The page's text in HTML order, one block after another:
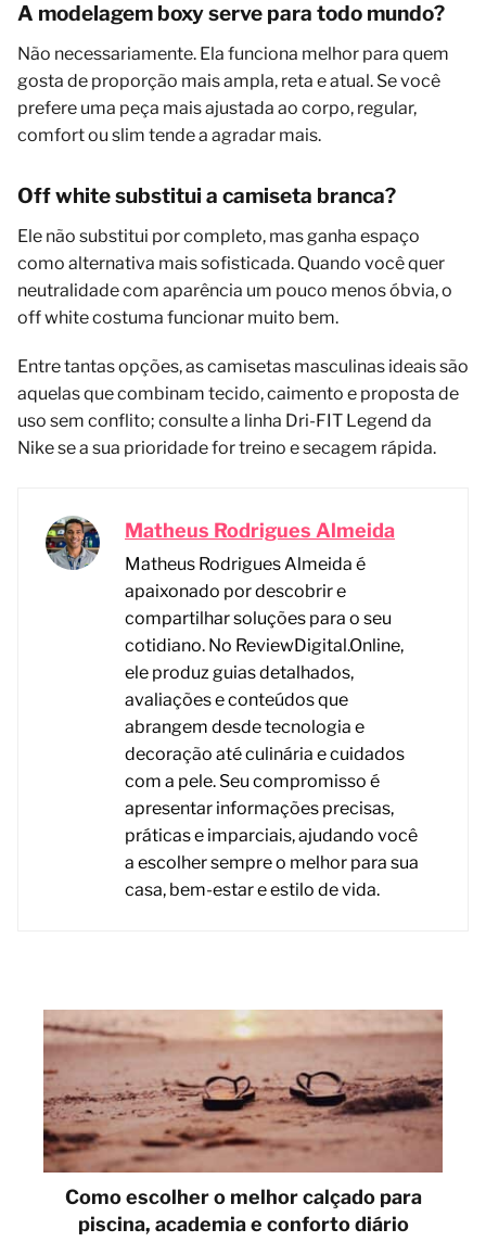
A modelagem boxy serve para todo mundo?
Não necessariamente. Ela funciona melhor para quem
gosta de proporção mais ampla, reta e atual. Se você
prefere uma peça mais ajustada ao corpo, regular,
comfort ou slim tende a agradar mais.
Off white substitui a camiseta branca?
Ele não substitui por completo, mas ganha espaço
como alternativa mais sofisticada. Quando você quer
neutralidade com aparência um pouco menos óbvia, o
off white costuma funcionar muito bem.
Entre tantas opções, as camisetas masculinas ideais são
aquelas que combinam tecido, caimento e proposta de
uso sem conflito; consulte a linha Dri-FIT Legend da
Nike se a sua prioridade for treino e secagem rápida.
Matheus Rodrigues Almeida
Matheus Rodrigues Almeida é
apaixonado por descobrir e
compartilhar soluções para o seu
cotidiano. No ReviewDigital.Online,
ele produz guias detalhados,
avaliações e conteúdos que
abrangem desde tecnologia e
decoração até culinária e cuidados
com a pele. Seu compromisso é
apresentar informações precisas,
práticas e imparciais, ajudando você
a escolher sempre o melhor para sua
casa, bem-estar e estilo de vida.
Como escolher o melhor calçado para
piscina, academia e conforto diário